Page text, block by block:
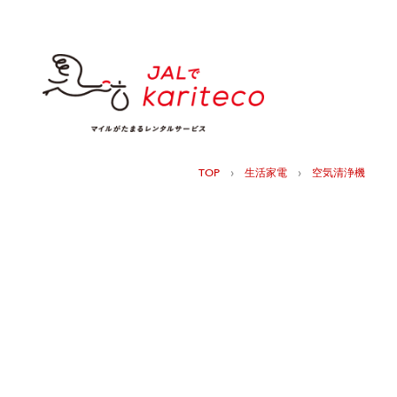
TOP › 生活家電 › 空気清浄機